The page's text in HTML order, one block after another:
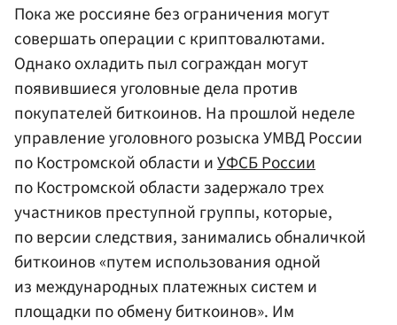
Пока же россияне без ограничения могут
совершать операции с криптовалютами.
Однако охладить пыл сограждан могут
появившиеся уголовные дела против
покупателей биткоинов. На прошлой неделе
управление уголовного розыска УМВД России
по Костромской области иУФСБ России
по Костромской области задержало трех
участников преступной группы, которые,
по версии следствия, занимались обналичкой
биткоинов «путем использования одной
из международных платежных систем и
площадки по обмену биткоинов». Им